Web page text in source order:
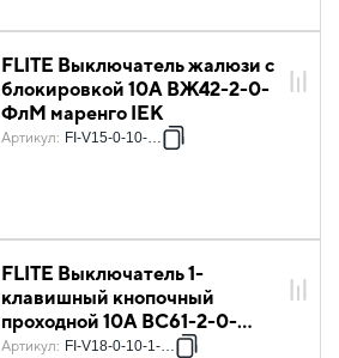
FLITE Выключатель жалюзи с
блокировкой 10А ВЖ42-2-0-
ФлМ маренго IEK
Артикул: FI-V15-0-10-K35
FLITE Выключатель 1-
клавишный кнопочный
проходной 10А ВС61-2-0-
ФлМ маренго IEK
Артикул: FI-V18-0-10-1-K35